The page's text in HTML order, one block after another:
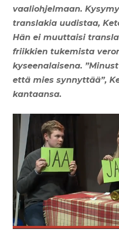
vaaliohjelmaan.
translakia uudistaa,
Hän ei muuttaisi
friikkien tukemista
kyseenalaisena.
että mies synnyttää”,
kantaansa.